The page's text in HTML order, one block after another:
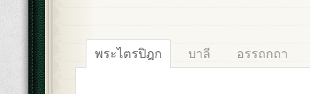
พระไตรปิฎก บาลี อรรถกถา